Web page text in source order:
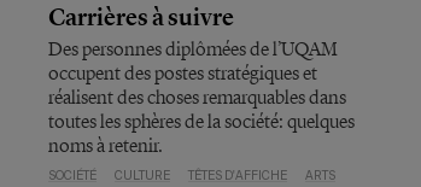
Carrières à suivre
Des personnes diplômées de l’UQAM
occupent des postes stratégiques et
réalisent des choses remarquables dans
toutes les sphères de la société: quelques
noms à retenir.
SOCIÉTÉ CULTURE TÊTES D'AFFICHE
ARTS